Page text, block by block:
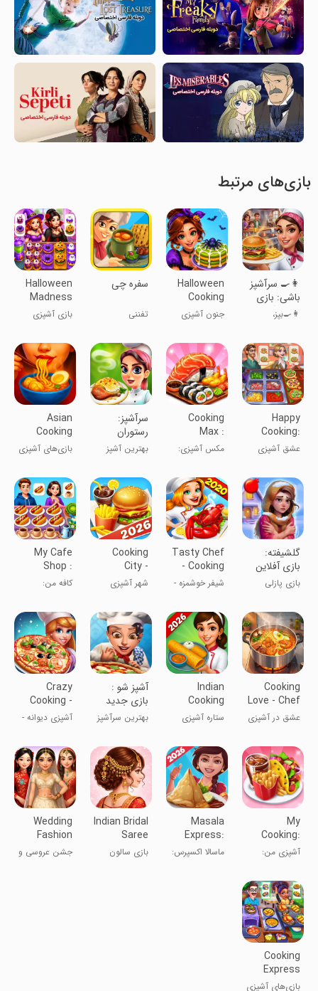
بازی‌های مرتبط
‏‏‏‏‏‏‏‏👩‍🍳 سرآشپز
باشی: بازی
ایرانی آشپزی
👩‍🍳بپز،
قهرمان شو
Halloween
Cooking
Madness
Game
جنون آشپزی
‏‏‏‏‏سفره چی
تفننی
Halloween
Madness
Cooking
Game
بازی آشپزی
Happy
Cooking:
2024 Chef
عشق آشپزی
Cooking
Max :
Cooking
Games
مکس آشپزی:
سرآشپز:
رستوران
ایرانی
بهترین آشپز
Asian
Cooking
Games:
Star Chef
بازی‌های آشپزی
ستاره
‏گلشیفته:
بازی آفلاین
فکری و
جورچین
بازی پازلی
Tasty Chef
- Cooking
Games
شیفر خوشمزه -
Cooking
City -
Cooking
Games
شهر آشپزی
My Cafe
Shop :
Cooking
کافه من:
Cooking
Love - Chef
Restaurant
عشق در آشپزی
سرآشپز
Indian
Cooking
Star: Chef
Game
ستاره آشپزی
سرآشپز
آشپز شو :
بازی جدید
آشپزی
بهترین سرآشپز
Crazy
Cooking -
Star Chef
آشپزی دیوانه -
My
Cooking:
Restaurant
Game
آشپزی من:
Masala
Express:
Cooking
ماسالا اکسپرس:
Indian Bridal
Saree
Salon
Game
بازی سالون
Wedding
Fashion
Cooking
جشن عروسی و
Cooking
Express
Cooking
بازی‌های آشپزی